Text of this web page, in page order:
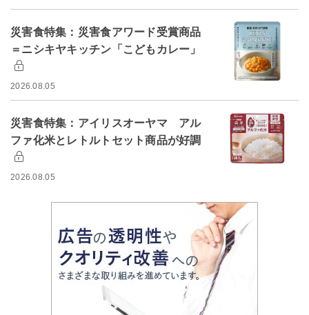
災害食特集：災害食アワード受賞商品
＝ニシキヤキッチン「こどもカレー」
2026.08.05
災害食特集：アイリスオーヤマ アル
ファ化米とレトルトセット商品が好調
2026.08.05